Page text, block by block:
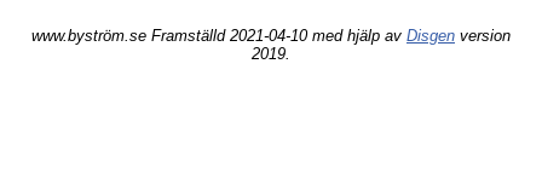
www.byström.se Framställd 2021-04-10 med hjälp av Disgen version
2019.